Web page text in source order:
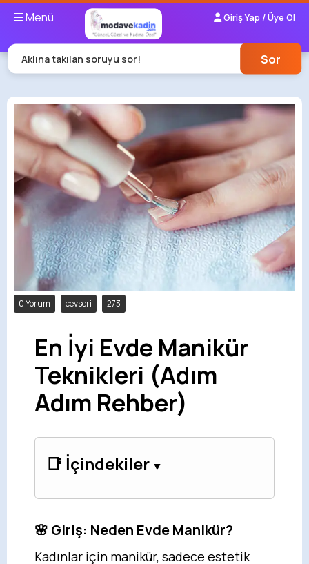
Menü Giriş Yap / Üye Ol
Aklına takılan soruyu sor! Sor
0 Yorum cevseri 273
En İyi Evde Manikür
Teknikleri (Adım
Adım Rehber)
📑 İçindekiler
🌸 Giriş: Neden Evde Manikür?
Kadınlar için manikür, sadece estetik